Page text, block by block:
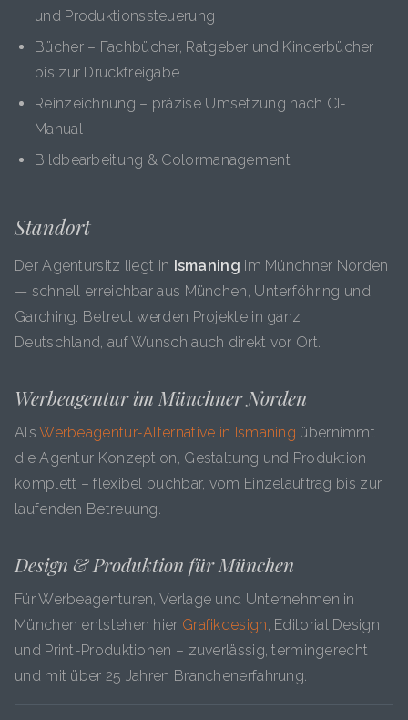
und Produktionssteuerung
Bücher – Fachbücher, Ratgeber und Kinderbücher
bis zur Druckfreigabe
Reinzeichnung – präzise Umsetzung nach CI-
Manual
Bildbearbeitung & Colormanagement
Standort
Der Agentursitz liegt in Ismaning im Münchner Norden
— schnell erreichbar aus München, Unterföhring und
Garching. Betreut werden Projekte in ganz
Deutschland, auf Wunsch auch direkt vor Ort.
Werbeagentur im Münchner Norden
AlsWerbeagentur-Alternative in Ismaning übernimmt
die Agentur Konzeption, Gestaltung und Produktion
komplett – flexibel buchbar, vom Einzelauftrag bis zur
laufenden Betreuung.
Design & Produktion für München
Für Werbeagenturen, Verlage und Unternehmen in
München entstehen hier Grafikdesign, Editorial Design
und Print-Produktionen – zuverlässig, termingerecht
und mit über 25 Jahren Branchenerfahrung.